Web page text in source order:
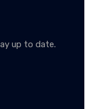
up to date.